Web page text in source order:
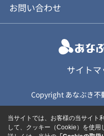
スタッフ紹介
個人情報保護方針
カスタマーハラスメン
保険募集（勧誘）方針
新卒採用について
キャリア採用について
応募に関する個人情報
お問い合わせ
サイトマ
Copyright あなぶき不
当サイトでは、お客様の当サイト
して、クッキー（Cookie）を使用